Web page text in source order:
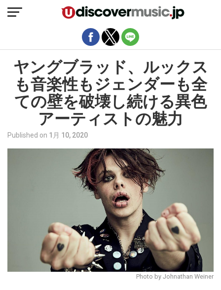
ヤングブラッド、ルックス
も音楽性もジェンダーも全
ての壁を破壊し続ける異色
アーティストの魅力
Published on 1月 10, 2020
Photo by Johnathan Weiner
モバイルバージョンを終了